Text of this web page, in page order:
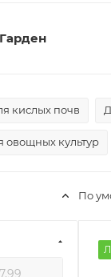
кислых почв
овощных культур
По